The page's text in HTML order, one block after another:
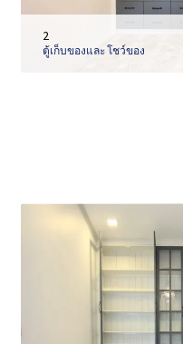
2
ตู้เก็บของและ โชว์ของ